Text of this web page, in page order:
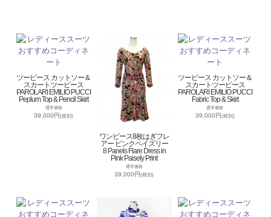
ツーピース カットソー＆
スカートツーピース
PAROLARI EMILIO PUCCI
Peplum Top & Pencil Skirt
通常価格
39,000円(税別)
ワンピース8枚はぎフレ
アー ピンクペイズリー
8 Panels Flare Dress in
Pink Paisely Print
通常価格
39,000円(税別)
ツーピース カットソー＆
スカートツーピース
PAROLARI EMILIO PUCCI
Fabric Top & Skirt
通常価格
39,000円 (税別)